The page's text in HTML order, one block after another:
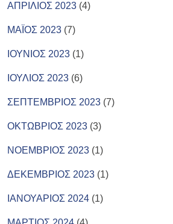
ΑΠΡΙΛΙΟΣ 2023 (4)
ΜΑΪΟΣ 2023 (7)
ΙΟΥΝΙΟΣ 2023 (1)
ΙΟΥΛΙΟΣ 2023 (6)
ΣΕΠΤΕΜΒΡΙΟΣ 2023 (7)
ΟΚΤΩΒΡΙΟΣ 2023 (3)
ΝΟΕΜΒΡΙΟΣ 2023 (1)
ΔΕΚΕΜΒΡΙΟΣ 2023 (1)
ΙΑΝΟΥΑΡΙΟΣ 2024 (1)